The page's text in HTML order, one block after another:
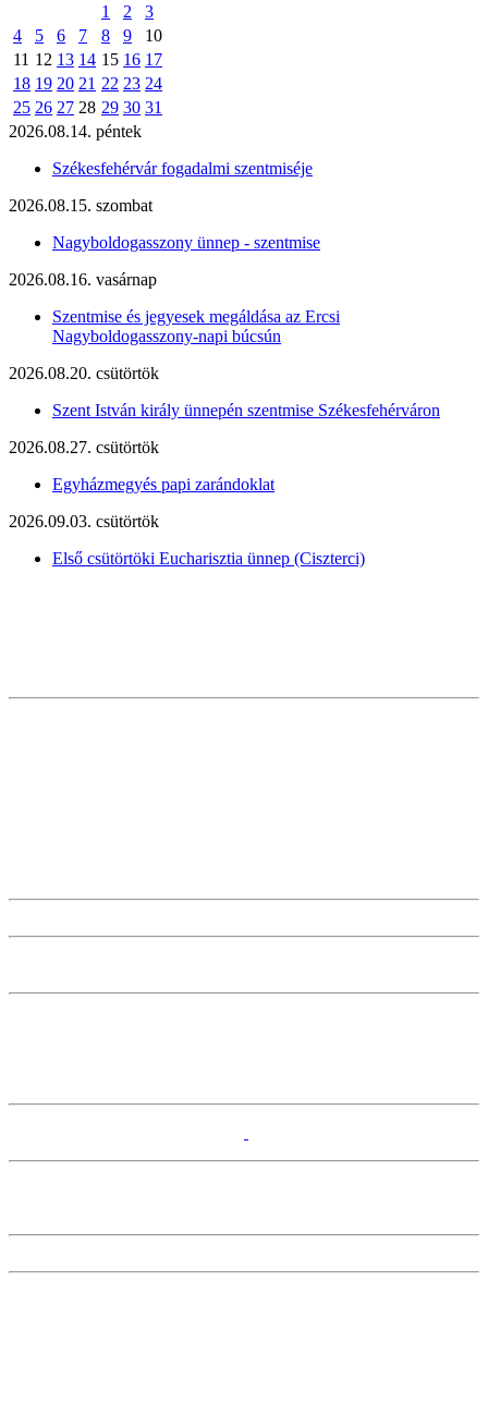
1
2
3
4
5 6 7 8 9
10
11 12 13 14 15 16 17
18 19 20 21 22 23 24
25 26 27 28 29 30 31
2026.08.14. péntek
Székesfehérvár fogadalmi szentmiséje
2026.08.15. szombat
Nagyboldogasszony ünnep - szentmise
2026.08.16. vasárnap
Szentmise és jegyesek megáldása az Ercsi
Nagyboldogasszony-napi búcsún
2026.08.20. csütörtök
Szent István király ünnepén szentmise Székesfehérváron
2026.08.27. csütörtök
Egyházmegyés papi zarándoklat
2026.09.03. csütörtök
Első csütörtöki Eucharisztia ünnep (Ciszterci)